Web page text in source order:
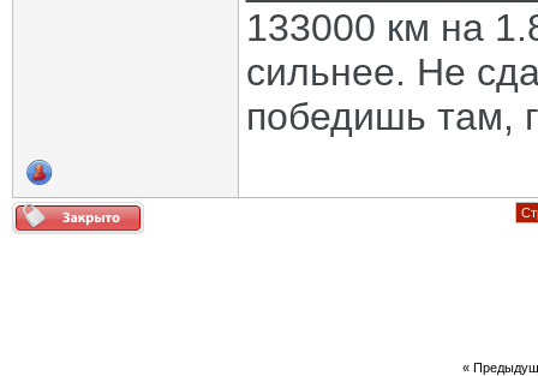
133000 км на
сильнее. Не
победишь там,
«